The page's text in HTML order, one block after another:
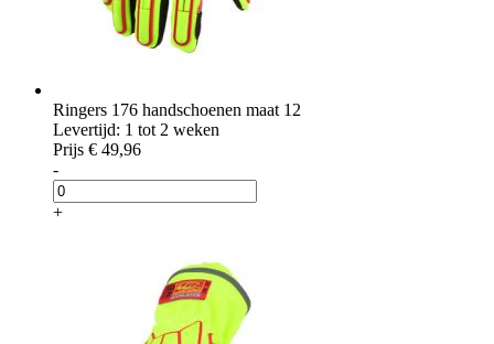
Ringers 176 handschoenen maat 12
Levertijd: 1 tot 2 weken
Prijs € 49,96
-
+